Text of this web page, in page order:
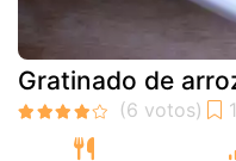
Gratinado de